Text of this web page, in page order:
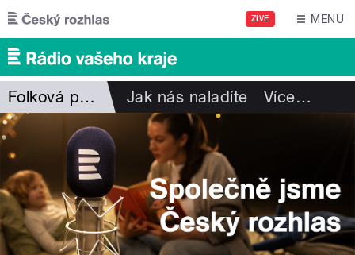
Přejít k hlavnímu obsahu
ŽIVĚ MENU
Folková pohlazení Jak nás naladíte Více…